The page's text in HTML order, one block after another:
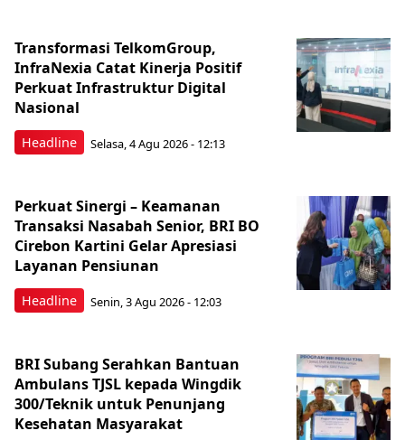
Headline
Transformasi TelkomGroup,
InfraNexia Catat Kinerja Positif
Perkuat Infrastruktur Digital
Nasional
Selasa, 4 Agu 2026 - 12:13
Headline
Perkuat Sinergi – Keamanan
Transaksi Nasabah Senior, BRI BO
Cirebon Kartini Gelar Apresiasi
Layanan Pensiunan
Senin, 3 Agu 2026 - 12:03
BRI Subang Serahkan Bantuan
Ambulans TJSL kepada Wingdik
300/Teknik untuk Penunjang
Kesehatan Masyarakat ​